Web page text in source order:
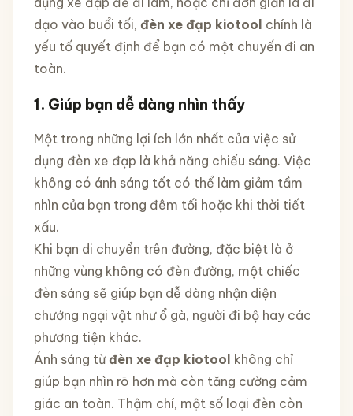
dạo vào buổi tối, đèn xe đạp kiotool chính là
yếu tố quyết định để bạn có một chuyến đi an
toàn.
1. Giúp bạn dễ dàng nhìn thấy
Một trong những lợi ích lớn nhất của việc sử
dụng đèn xe đạp là khả năng chiếu sáng. Việc
không có ánh sáng tốt có thể làm giảm tầm
nhìn của bạn trong đêm tối hoặc khi thời tiết
xấu.
Khi bạn di chuyển trên đường, đặc biệt là ở
những vùng không có đèn đường, một chiếc
đèn sáng sẽ giúp bạn dễ dàng nhận diện
chướng ngại vật như ổ gà, người đi bộ hay các
phương tiện khác.
Ánh sáng từ đèn xe đạp kiotool không chỉ
giúp bạn nhìn rõ hơn mà còn tăng cường cảm
giác an toàn. Thậm chí, một số loại đèn còn